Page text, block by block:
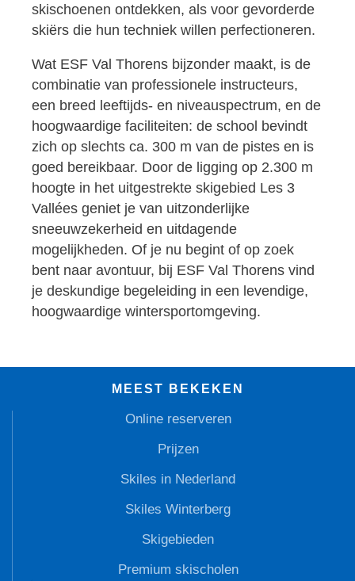
skischoenen ontdekken, als voor gevorderde
skiërs die hun techniek willen perfectioneren.
Wat ESF Val Thorens bijzonder maakt, is de
combinatie van professionele instructeurs,
een breed leeftijds- en niveauspectrum, en de
hoogwaardige faciliteiten: de school bevindt
zich op slechts ca. 300 m van de pistes en is
goed bereikbaar. Door de ligging op 2.300 m
hoogte in het uitgestrekte skigebied Les 3
Vallées geniet je van uitzonderlijke
sneeuwzekerheid en uitdagende
mogelijkheden. Of je nu begint of op zoek
bent naar avontuur, bij ESF Val Thorens vind
je deskundige begeleiding in een levendige,
hoogwaardige wintersportomgeving.
MEEST BEKEKEN
Online reserveren
Prijzen
Skiles in Nederland
Skiles Winterberg
Skigebieden
Premium skischolen